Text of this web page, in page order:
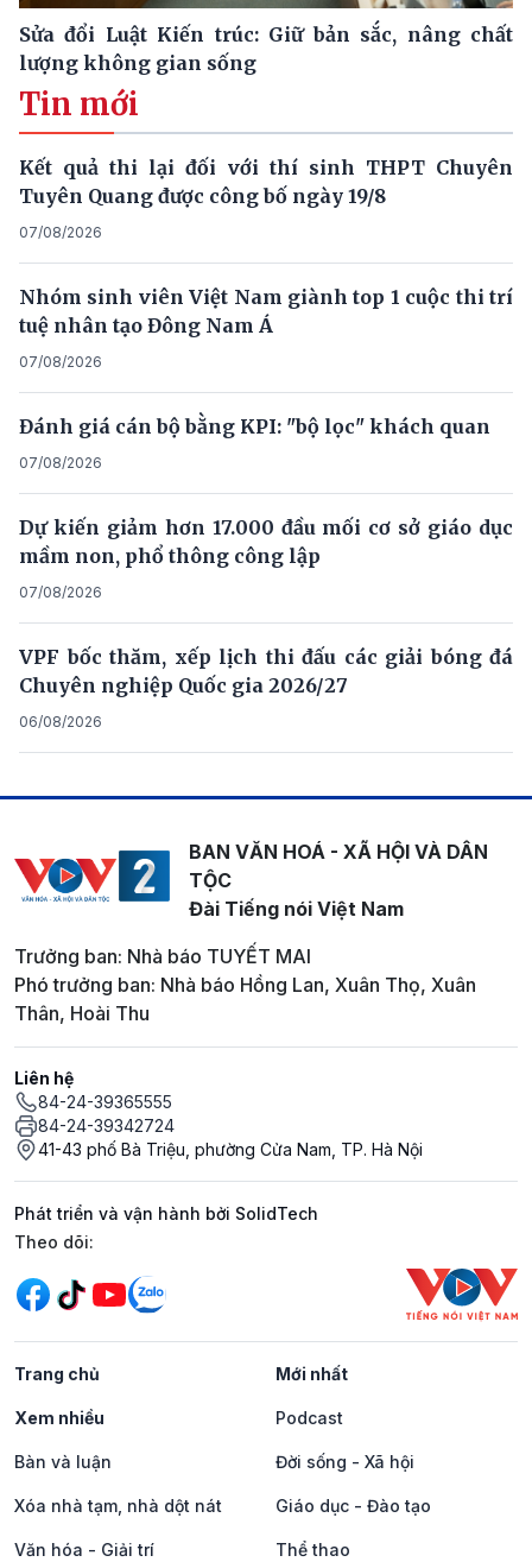
Sửa đổi Luật Kiến trúc: Giữ bản sắc, nâng chất
lượng không gian sống
Tin mới
Kết quả thi lại đối với thí sinh THPT Chuyên
Tuyên Quang được công bố ngày 19/8
07/08/2026
Nhóm sinh viên Việt Nam giành top 1 cuộc thi trí
tuệ nhân tạo Đông Nam Á
07/08/2026
Đánh giá cán bộ bằng KPI: "bộ lọc" khách quan
07/08/2026
Dự kiến giảm hơn 17.000 đầu mối cơ sở giáo dục
mầm non, phổ thông công lập
07/08/2026
VPF bốc thăm, xếp lịch thi đấu các giải bóng đá
Chuyên nghiệp Quốc gia 2026/27
06/08/2026
BAN VĂN HOÁ - XÃ HỘI VÀ DÂN
TỘC
Đài Tiếng nói Việt Nam
Trưởng ban: Nhà báo TUYẾT MAI
Phó trưởng ban: Nhà báo Hồng Lan, Xuân Thọ, Xuân
Thân, Hoài Thu
Liên hệ
84-24-39365555
84-24-39342724
41-43 phố Bà Triệu, phường Cửa Nam, TP. Hà Nội
Phát triển và vận hành bởi SolidTech
Mạng xã hội
Theo dõi:
Trang chủ Mới nhất
Xem nhiều Podcast
Bàn và luận Đời sống - Xã hội
Xóa nhà tạm, nhà dột nát Giáo dục - Đào tạo
Văn hóa - Giải trí Thể thao